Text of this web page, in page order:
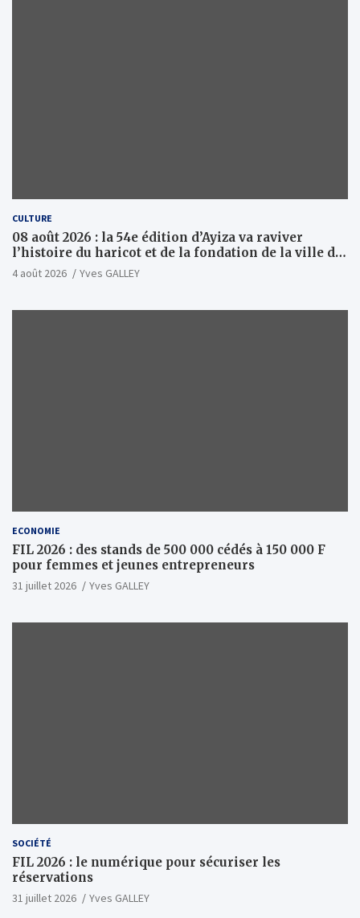
CULTURE
08 août 2026 : la 54e édition d’Ayiza va raviver
l’histoire du haricot et de la fondation de la ville de
Tsévié
4 août 2026 Yves GALLEY
ECONOMIE
FIL 2026 : des stands de 500 000 cédés à 150 000 F
pour femmes et jeunes entrepreneurs
31 juillet 2026 Yves GALLEY
SOCIÉTÉ
FIL 2026 : le numérique pour sécuriser les
réservations
31 juillet 2026 Yves GALLEY